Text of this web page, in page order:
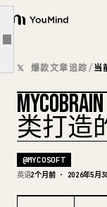
YouMind
概览
使用案例
技能
提示词
文章大纲
NLM 的六种感知
本地存储：现场的记忆
为什么主板有这么多连
机器人的运行模型
网状网络：数字化的菌
开发者接口：构建于大
𝕏 爆款文章追踪/当
类打造
@MYCOSOFT
英语2个月前 · 2026年5月